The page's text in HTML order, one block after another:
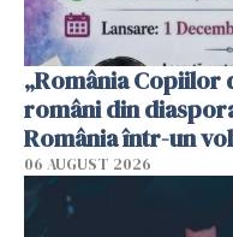
„România
români din
România într-un
06 AUGUST 2026